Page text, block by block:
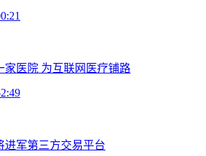
家医院 为互联网医疗铺路
进军第三方交易平台